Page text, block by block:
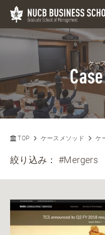
ケー
TOP ケースメソッド ケ
絞り込み：#Mergers